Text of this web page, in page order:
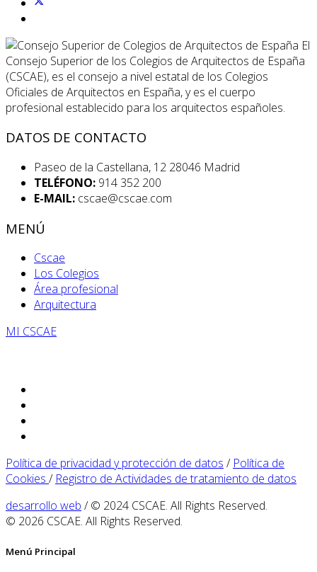
El
Consejo Superior de los Colegios de Arquitectos de España
(CSCAE), es el consejo a nivel estatal de los Colegios
Oficiales de Arquitectos en España, y es el cuerpo
profesional establecido para los arquitectos españoles.
DATOS DE CONTACTO
Paseo de la Castellana, 12 28046 Madrid
TELÉFONO: 914 352 200
E-MAIL: cscae@cscae.com
MENÚ
Cscae
Los Colegios
Área profesional
Arquitectura
MI CSCAE
Política de privacidad y protección de datos / Política de
Cookies / Registro de Actividades de tratamiento de datos
desarrollo web / © 2024 CSCAE. All Rights Reserved.
© 2026 CSCAE. All Rights Reserved.
Menú Principal